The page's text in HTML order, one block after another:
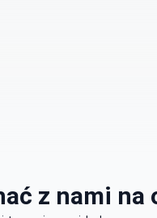
z nami na